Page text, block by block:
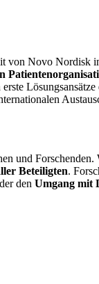
von Novo Nordisk
und
Beteiligten.
den Umgang mit